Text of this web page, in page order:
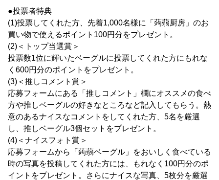
●投票者特典
(1)投票してくれた方、先着1,000名様に「蒟蒻厨房」のお
買い物で使えるポイント100円分をプレゼント。
(2)＜トップ当選賞＞
投票数1位に輝いたベーグルに投票してくれた方にもれな
く600円分のポイントをプレゼント。
(3)＜推しコメント賞＞
応募フォームにある「推しコメント」欄にオススメの食べ
方や推しベーグルの好きなところなど記入してもらう。熱
意のあるナイスなコメントをしてくれた方、5名を厳選
し、推しベーグル3個セットをプレゼント。
(4)＜ナイスフォト賞＞
応募フォームから「蒟蒻ベーグル」をおいしく食べている
時の写真を投稿してくれた方には、もれなく100円分のポ
イントをプレゼント。さらにナイスな写真、5枚分を厳選